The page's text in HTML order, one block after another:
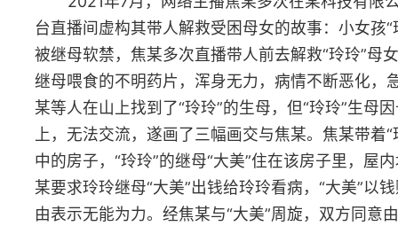
院依照民法典第一百四十八条及相关司法解释规定，认定主播虚构
实“卖惨”带货的行为构成欺诈，并适用消费者权益保护法第五十五
判决惩罚性赔偿，依法维护了消费者合法权益，对于整治网络直播
编造虚假悲情故事、博取流量和同情卖货等乱象具有积极意义。
（四）民法典条文指引
下实施的民事法律行为，受欺诈方有权请求人民法院或者仲裁机构
以撤销。